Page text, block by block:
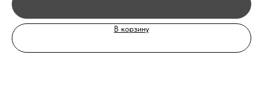
В корзину